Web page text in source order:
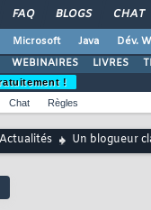
FAQ BLOGS CHAT
Microsoft Java Dév.
WEBINAIRES LIVRES
!
Chat Règles
Actualités Un blogueur